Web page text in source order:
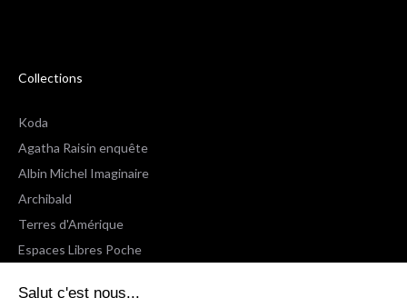
Collections
Koda
Agatha Raisin enquête
Albin Michel Imaginaire
Archibald
Terres d'Amérique
Espaces Libres Poche